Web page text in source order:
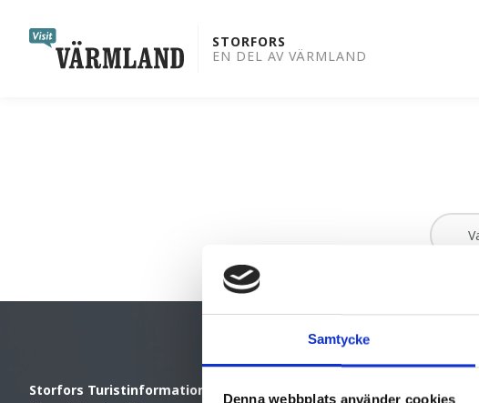
Samtycke
Denna webbplats använder cookies
content
STORFORS
EN DEL AV VÄRMLAND
Storfors Turistinformation